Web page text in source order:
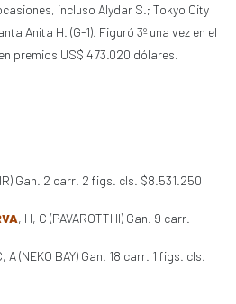
incluso Alydar S.; Tokyo City
Anita H. (G-1). Figuró 3º una vez en el
premios US$ 473.020 dólares.
Gan. 2 carr. 2 figs. cls. $8.531.250
, H, C (PAVAROTTI II) Gan. 9 carr.
A (NEKO BAY) Gan. 18 carr. 1 figs. cls.